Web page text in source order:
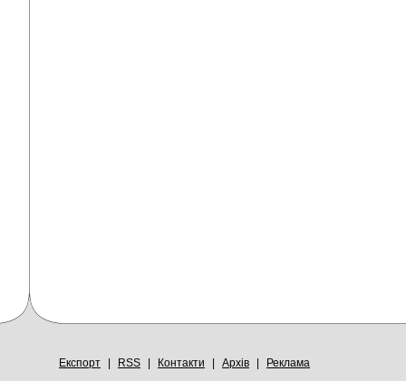
Експорт RSS Контакти Архів Реклама